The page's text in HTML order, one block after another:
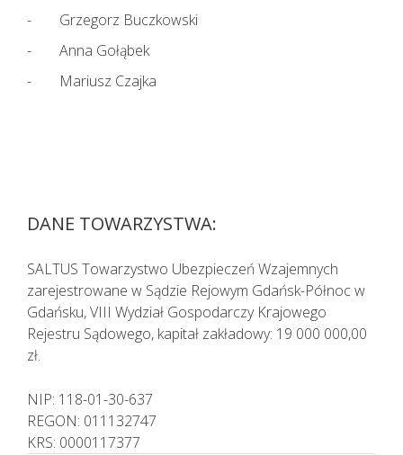
Grzegorz Buczkowski
Anna Gołąbek
Mariusz Czajka
DANE TOWARZYSTWA:
SALTUS Towarzystwo Ubezpieczeń Wzajemnych
zarejestrowane w Sądzie Rejowym Gdańsk-Północ w
Gdańsku, VIII Wydział Gospodarczy Krajowego
Rejestru Sądowego, kapitał zakładowy: 19 000 000,00
zł.
NIP: 118-01-30-637
REGON: 011132747
KRS: 0000117377